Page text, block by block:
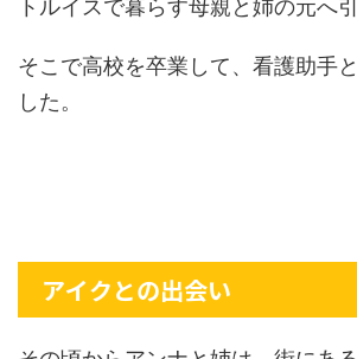
トルイスで暮らす母親と姉の元へ
そこで高校を卒業して、看護助手
した。
アイクとの出会い